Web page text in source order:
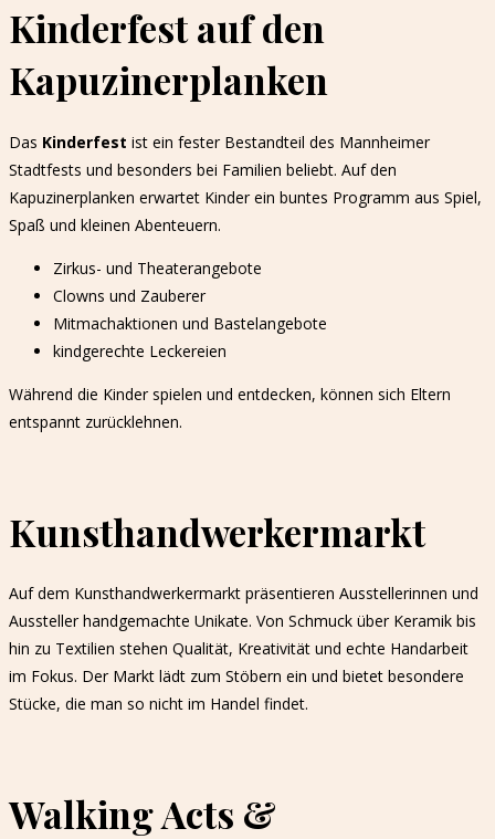
Kinderfest auf den
Kapuzinerplanken
Das Kinderfest ist ein fester Bestandteil des Mannheimer
Stadtfests und besonders bei Familien beliebt. Auf den
Kapuzinerplanken erwartet Kinder ein buntes Programm aus Spiel,
Spaß und kleinen Abenteuern.
Zirkus- und Theaterangebote
Clowns und Zauberer
Mitmachaktionen und Bastelangebote
kindgerechte Leckereien
Während die Kinder spielen und entdecken, können sich Eltern
entspannt zurücklehnen.
Kunsthandwerkermarkt
Auf dem Kunsthandwerkermarkt präsentieren Ausstellerinnen und
Aussteller handgemachte Unikate. Von Schmuck über Keramik bis
hin zu Textilien stehen Qualität, Kreativität und echte Handarbeit
im Fokus. Der Markt lädt zum Stöbern ein und bietet besondere
Stücke, die man so nicht im Handel findet.
Walking Acts &